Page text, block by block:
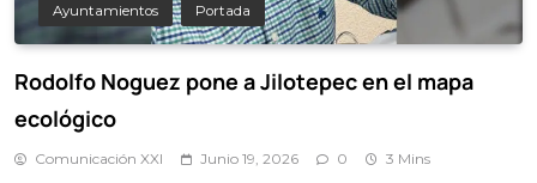
Ayuntamientos Portada
Rodolfo Noguez pone a Jilotepec en el mapa
ecológico
Comunicación XXI Junio 19, 2026 0 3 Mins